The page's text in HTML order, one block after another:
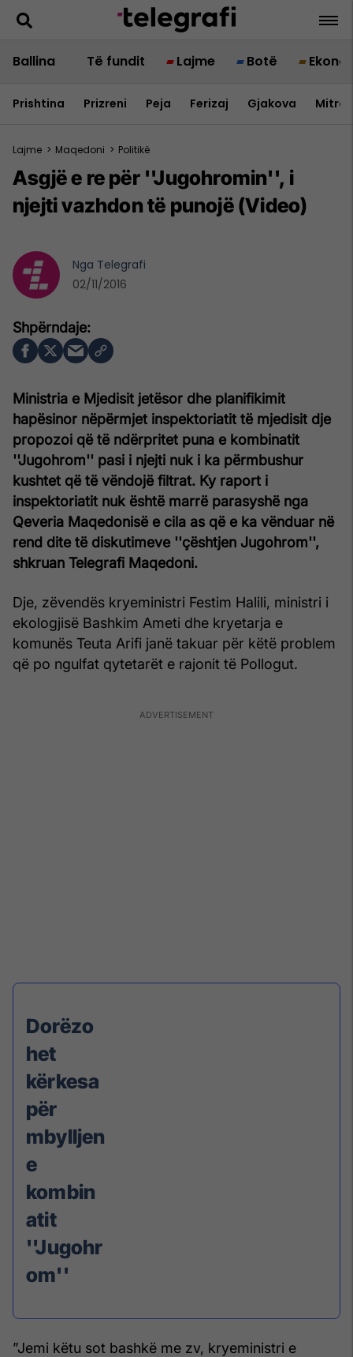
Ballina Të fundit Lajme Botë
Prishtina Prizreni Peja Ferizaj Gjakova
Lajme > Maqedoni > Politikë
Asgjë e re për ''Jugohromin'', i
njejti vazhdon të punojë (Video)
Ministria e Mjedisit jetësor dhe planifikimit
hapësinor nëpërmjet inspektoriatit të mjedisit dje
propozoi që të ndërpritet puna e kombinatit
''Jugohrom'' pasi i njejti nuk i ka përmbushur
kushtet që të vëndojë filtrat. Ky raport i
inspektoriatit nuk është marrë parasyshë nga
Qeveria Maqedonisë e cila as që e ka vënduar në
rend dite të diskutimeve ''çështjen Jugohrom'',
shkruan Telegrafi Maqedoni.
Dje, zëvendës kryeministri Festim Halili, ministri i
ekologjisë Bashkim Ameti dhe kryetarja e
komunës Teuta Arifi janë takuar për këtë problem
që po ngulfat qytetarët e rajonit të Pollogut.
Dorëzo
het
kërkesa
për
mbylljen
e
kombin
atit
''Jugohr
om''
”Jemi këtu sot bashkë me zv, kryeministri e
Nga Telegrafi
02/11/2016